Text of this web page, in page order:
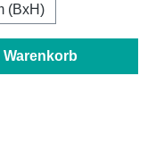
(BxH)
Warenkorb